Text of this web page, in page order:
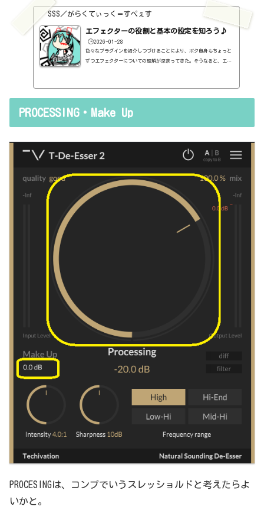
SSS／がらくてぃっく＝すぺぇす
エフェクターの役割と基本の設定を知ろう♪
🕒️2026-01-28
色々なプラグインを紹介しつづけることにより、ボク自身もちょっと
ずつエフェクターについての理解が深まってきた。そうなると、エフ
で基本的なつまみに関する説明を毎回書くのも、それはそれで面倒く
PROCESSING・Make Up
PROCESINGは、コンプでいうスレッショルドと考えたらよ
いかと。